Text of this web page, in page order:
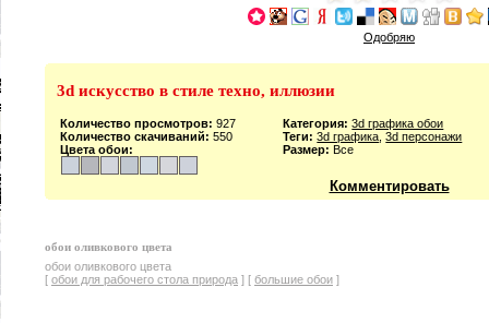
Одобряю
3d искусство в стиле техно, иллюзии
Количество просмотров: 927
Количество скачиваний: 550
Цвета обои:
Категория: 3d графика обои
Теги: 3d графика ,3d персонажи
Размер: Все
Комментировать
обои оливкового цвета
обои оливкового цвета
[ обои для рабочего стола природа ] [ большие обои ]